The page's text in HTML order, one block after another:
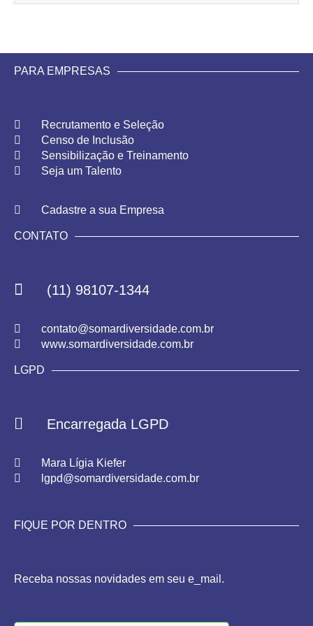
PARA EMPRESAS
Recrutamento e Seleção
Censo de Inclusão
Sensibilização e Treinamento
Seja um Talento
Cadastre a sua Empresa
CONTATO
(11) 98107-1344
contato@somardiversidade.com.br
www.somardiversidade.com.br
LGPD
Encarregada LGPD
Mara Lígia Kiefer
lgpd@somardiversidade.com.br
FIQUE POR DENTRO
Receba nossas novidades em seu e_mail.